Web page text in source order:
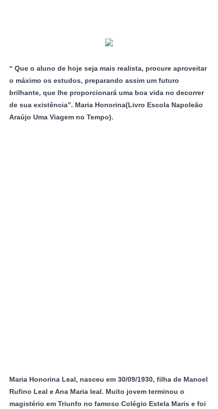
“ Que o aluno de hoje seja mais realista, procure aproveitar
o máximo os estudos, preparando assim um futuro
brilhante, que lhe proporcionará uma boa vida no decorrer
de sua existência”. Maria Honorina(Livro Escola Napoleão
Araújo Uma Viagem no Tempo).
Maria Honorina Leal, nasceu em 30/09/1930, filha de Manoel
Rufino Leal e Ana Maria leal. Muito jovem terminou o
magistério em Triunfo no famoso Colégio Estela Maris e foi